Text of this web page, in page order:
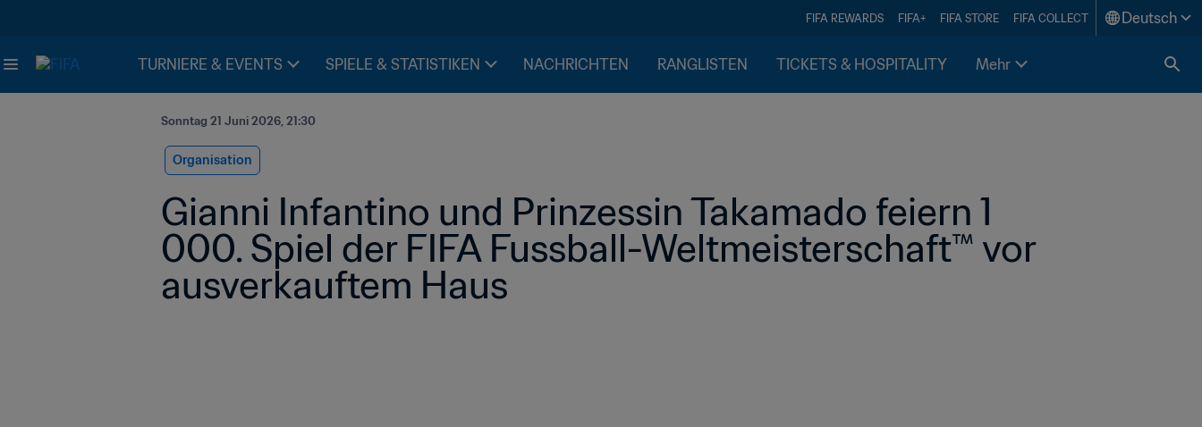
FIFA REWARDS FIFA+ FIFA STORE FIFA COLLECT Deutsch
TURNIERE & EVENTS SPIELE & STATISTIKEN NACHRICHTEN RANGLISTEN TICKETS & HOSPITALITY Mehr
Sonntag 21 Juni 2026, 21:30
Organisation
Gianni Infantino und Prinzessin Takamado feiern 1
000. Spiel der FIFA Fussball-Weltmeisterschaft™ vor
ausverkauftem Haus